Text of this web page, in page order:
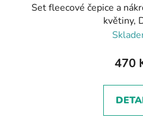
Set fleecové čepice a
květiny,
470